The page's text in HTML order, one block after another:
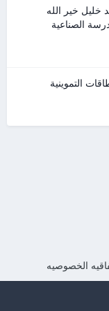
خير الله
الصناعية
التموينية
الخصوصيه